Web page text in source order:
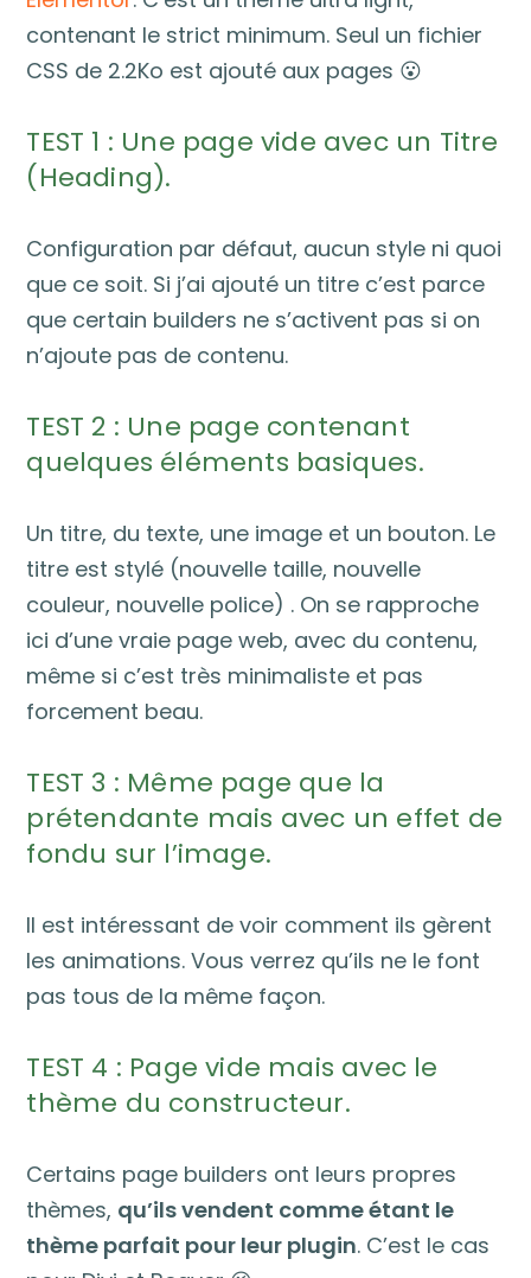
contenant le strict minimum. Seul un fichier
CSS de 2.2Ko est ajouté aux pages 😮
TEST 1 : Une page vide avec un Titre
(Heading).
Configuration par défaut, aucun style ni quoi
que ce soit. Si j’ai ajouté un titre c’est parce
que certain builders ne s’activent pas si on
n’ajoute pas de contenu.
TEST 2 : Une page contenant
quelques éléments basiques.
Un titre, du texte, une image et un bouton. Le
titre est stylé (nouvelle taille, nouvelle
couleur, nouvelle police) . On se rapproche
ici d’une vraie page web, avec du contenu,
même si c’est très minimaliste et pas
forcement beau.
TEST 3 : Même page que la
prétendante mais avec un effet de
fondu sur l’image.
Il est intéressant de voir comment ils gèrent
les animations. Vous verrez qu’ils ne le font
pas tous de la même façon.
TEST 4 : Page vide mais avec le
thème du constructeur.
Certains page builders ont leurs propres
thèmes, qu’ils vendent comme étant le
thème parfait pour leur plugin. C’est le cas